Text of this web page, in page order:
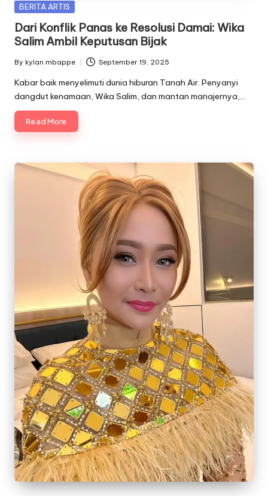
Posted
BERITA ARTIS
Dari Konflik Panas ke Resolusi Damai: Wika
Salim Ambil Keputusan Bijak
Posted
by
By kylan mbappe September 19, 2025
Kabar baik menyelimuti dunia hiburan Tanah Air. Penyanyi
dangdut kenamaan, Wika Salim, dan mantan manajernya,…
Read More